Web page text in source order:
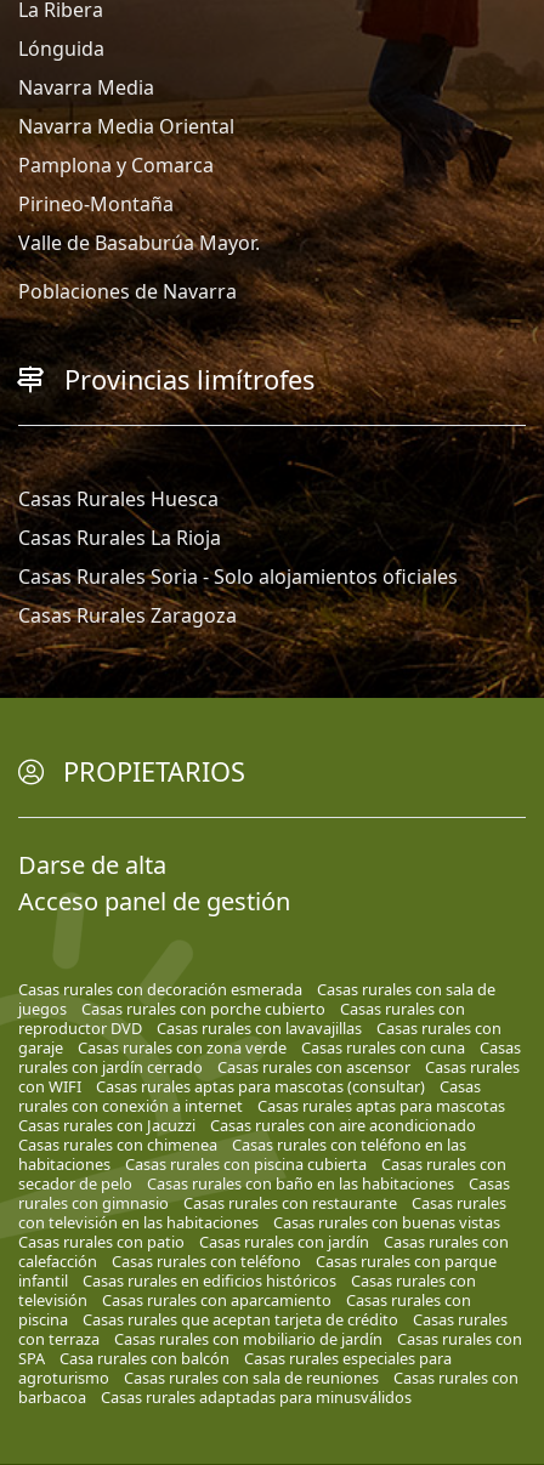
La Ribera
Lónguida
Navarra Media
Navarra Media Oriental
Pamplona y Comarca
Pirineo-Montaña
Valle de Basaburúa Mayor.
Poblaciones de Navarra
Provincias limítrofes
Casas Rurales Huesca
Casas Rurales La Rioja
Casas Rurales Soria - Solo alojamientos oficiales
Casas Rurales Zaragoza
PROPIETARIOS
Darse de alta
Acceso panel de gestión
Casas rurales con decoración esmerada
Casas rurales con sala de
juegos
Casas rurales con porche cubierto
Casas rurales con
reproductor DVD
Casas rurales con lavavajillas
Casas rurales con
garaje
Casas rurales con zona verde Casas rurales con cuna
Casas
rurales con jardín cerrado
Casas rurales con ascensor
Casas rurales
con WIFI
Casas rurales aptas para mascotas (consultar)
Casas
rurales con conexión a internet
Casas rurales aptas para mascotas
Casas rurales con Jacuzzi
Casas rurales con aire acondicionado
Casas rurales con chimenea
Casas rurales con teléfono en las
habitaciones
Casas rurales con piscina cubierta
Casas rurales con
secador de pelo
Casas rurales con baño en las habitaciones
Casas
rurales con gimnasio
Casas rurales con restaurante
Casas rurales
con televisión en las habitaciones
Casas rurales con buenas vistas
Casas rurales con patio
Casas rurales con jardín
Casas rurales con
calefacción
Casas rurales con teléfono
Casas rurales con parque
infantil
Casas rurales en edificios históricos
Casas rurales con
televisión
Casas rurales con aparcamiento
Casas rurales con
piscina
Casas rurales que aceptan tarjeta de crédito
Casas rurales
con terraza
Casas rurales con mobiliario de jardín
Casas rurales con
SPA
Casa rurales con balcón
Casas rurales especiales para
agroturismo
Casas rurales con sala de reuniones
Casas rurales con
barbacoa
Casas rurales adaptadas para minusválidos